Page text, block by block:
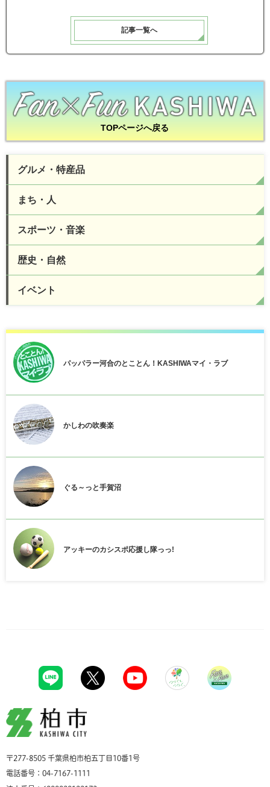
記事一覧へ
TOPページへ戻る
グルメ・特産品
まち・人
スポーツ・音楽
歴史・自然
イベント
パッパラー河合のとことん！KASHIWAマイ・ラブ
かしわの吹奏楽
ぐる～っと手賀沼
アッキーのカシスポ応援し隊っっ!
柏市
〒277-8505 千葉県柏市柏五丁目10番1号
電話番号：04-7167-1111